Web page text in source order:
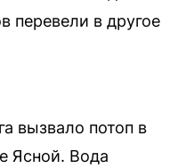
перевели в другое
вызвало потоп в
Ясной. Вода